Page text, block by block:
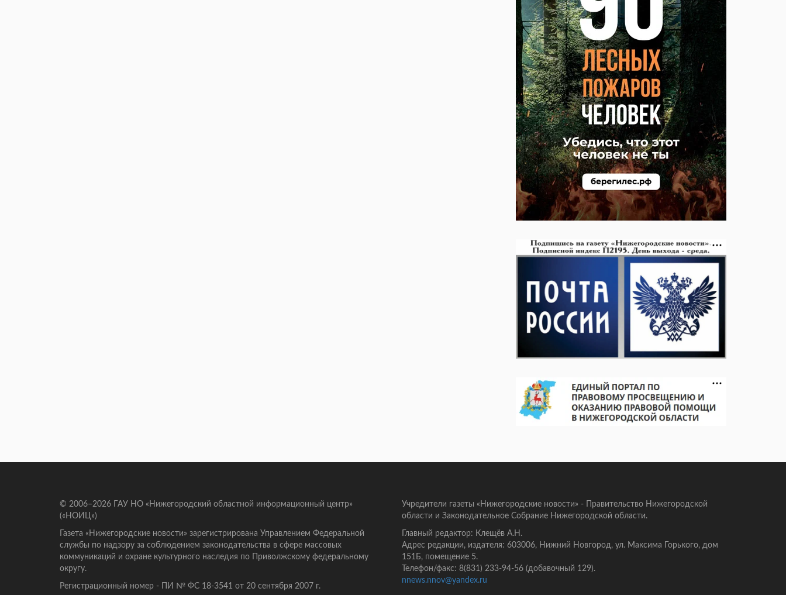
© 2006–2026 ГАУ НО «Нижегородский областной информационный центр»
(«НОИЦ»)
Газета «Нижегородские новости» зарегистрирована Управлением Федеральной
службы по надзору за соблюдением законодательства в сфере массовых
коммуникаций и охране культурного наследия по Приволжскому федеральному
округу.
Регистрационный номер - ПИ № ФС 18-3541 от 20 сентября 2007 г.
Учредители газеты «Нижегородские новости» - Правительство Нижегородской
области и Законодательное Собрание Нижегородской области.
Главный редактор: Клещёв А.Н.
Адрес редакции, издателя: 603006, Нижний Новгород, ул. Максима Горького, дом
151Б, помещение 5.
Телефон/факс: 8(831) 233-94-56 (добавочный 129).
nnews.nnov@yandex.ru